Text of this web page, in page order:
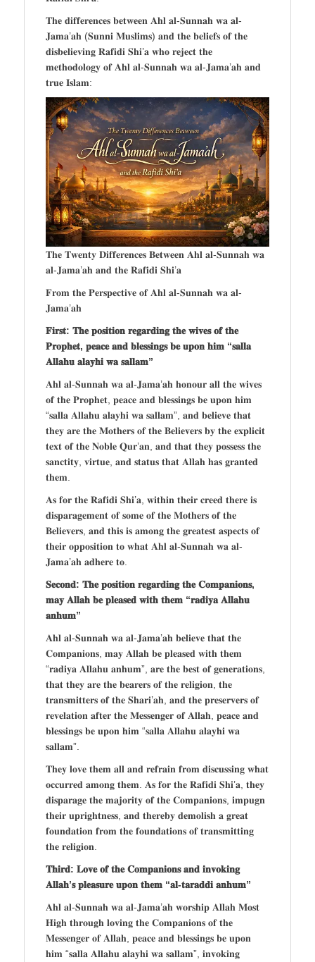
𝐓𝐡𝐞 𝐝𝐢𝐟𝐟𝐞𝐫𝐞𝐧𝐜𝐞𝐬 𝐛𝐞𝐭𝐰𝐞𝐞𝐧 𝐀𝐡𝐥 𝐚𝐥-𝐒𝐮𝐧𝐧𝐚𝐡 𝐰𝐚 𝐚𝐥-
𝐉𝐚𝐦𝐚’𝐚𝐡 (𝐒𝐮𝐧𝐧𝐢 𝐌𝐮𝐬𝐥𝐢𝐦𝐬) 𝐚𝐧𝐝 𝐭𝐡𝐞 𝐛𝐞𝐥𝐢𝐞𝐟𝐬 𝐨𝐟 𝐭𝐡𝐞
𝐝𝐢𝐬𝐛𝐞𝐥𝐢𝐞𝐯𝐢𝐧𝐠 𝐑𝐚𝐟𝐢𝐝𝐢 𝐒𝐡𝐢’𝐚 𝐰𝐡𝐨 𝐫𝐞𝐣𝐞𝐜𝐭 𝐭𝐡𝐞
𝐦𝐞𝐭𝐡𝐨𝐝𝐨𝐥𝐨𝐠𝐲 𝐨𝐟 𝐀𝐡𝐥 𝐚𝐥-𝐒𝐮𝐧𝐧𝐚𝐡 𝐰𝐚 𝐚𝐥-𝐉𝐚𝐦𝐚’𝐚𝐡 𝐚𝐧𝐝
𝐭𝐫𝐮𝐞 𝐈𝐬𝐥𝐚𝐦:
𝐓𝐡𝐞 𝐓𝐰𝐞𝐧𝐭𝐲 𝐃𝐢𝐟𝐟𝐞𝐫𝐞𝐧𝐜𝐞𝐬 𝐁𝐞𝐭𝐰𝐞𝐞𝐧 𝐀𝐡𝐥 𝐚𝐥-𝐒𝐮𝐧𝐧𝐚𝐡 𝐰𝐚
𝐚𝐥-𝐉𝐚𝐦𝐚’𝐚𝐡 𝐚𝐧𝐝 𝐭𝐡𝐞 𝐑𝐚𝐟𝐢𝐝𝐢 𝐒𝐡𝐢’𝐚
𝐅𝐫𝐨𝐦 𝐭𝐡𝐞 𝐏𝐞𝐫𝐬𝐩𝐞𝐜𝐭𝐢𝐯𝐞 𝐨𝐟 𝐀𝐡𝐥 𝐚𝐥-𝐒𝐮𝐧𝐧𝐚𝐡 𝐰𝐚 𝐚𝐥-
𝐉𝐚𝐦𝐚’𝐚𝐡
𝐅𝐢𝐫𝐬𝐭: 𝐓𝐡𝐞 𝐩𝐨𝐬𝐢𝐭𝐢𝐨𝐧 𝐫𝐞𝐠𝐚𝐫𝐝𝐢𝐧𝐠 𝐭𝐡𝐞 𝐰𝐢𝐯𝐞𝐬 𝐨𝐟 𝐭𝐡𝐞
𝐏𝐫𝐨𝐩𝐡𝐞𝐭, 𝐩𝐞𝐚𝐜𝐞 𝐚𝐧𝐝 𝐛𝐥𝐞𝐬𝐬𝐢𝐧𝐠𝐬 𝐛𝐞 𝐮𝐩𝐨𝐧 𝐡𝐢𝐦 “𝐬𝐚𝐥𝐥𝐚
𝐀𝐥𝐥𝐚𝐡𝐮 𝐚𝐥𝐚𝐲𝐡𝐢 𝐰𝐚 𝐬𝐚𝐥𝐥𝐚𝐦”
𝐀𝐡𝐥 𝐚𝐥-𝐒𝐮𝐧𝐧𝐚𝐡 𝐰𝐚 𝐚𝐥-𝐉𝐚𝐦𝐚’𝐚𝐡 𝐡𝐨𝐧𝐨𝐮𝐫 𝐚𝐥𝐥 𝐭𝐡𝐞 𝐰𝐢𝐯𝐞𝐬
𝐨𝐟 𝐭𝐡𝐞 𝐏𝐫𝐨𝐩𝐡𝐞𝐭, 𝐩𝐞𝐚𝐜𝐞 𝐚𝐧𝐝 𝐛𝐥𝐞𝐬𝐬𝐢𝐧𝐠𝐬 𝐛𝐞 𝐮𝐩𝐨𝐧 𝐡𝐢𝐦
“𝐬𝐚𝐥𝐥𝐚 𝐀𝐥𝐥𝐚𝐡𝐮 𝐚𝐥𝐚𝐲𝐡𝐢 𝐰𝐚 𝐬𝐚𝐥𝐥𝐚𝐦”, 𝐚𝐧𝐝 𝐛𝐞𝐥𝐢𝐞𝐯𝐞 𝐭𝐡𝐚𝐭
𝐭𝐡𝐞𝐲 𝐚𝐫𝐞 𝐭𝐡𝐞 𝐌𝐨𝐭𝐡𝐞𝐫𝐬 𝐨𝐟 𝐭𝐡𝐞 𝐁𝐞𝐥𝐢𝐞𝐯𝐞𝐫𝐬 𝐛𝐲 𝐭𝐡𝐞 𝐞𝐱𝐩𝐥𝐢𝐜𝐢𝐭
𝐭𝐞𝐱𝐭 𝐨𝐟 𝐭𝐡𝐞 𝐍𝐨𝐛𝐥𝐞 𝐐𝐮𝐫’𝐚𝐧, 𝐚𝐧𝐝 𝐭𝐡𝐚𝐭 𝐭𝐡𝐞𝐲 𝐩𝐨𝐬𝐬𝐞𝐬𝐬 𝐭𝐡𝐞
𝐬𝐚𝐧𝐜𝐭𝐢𝐭𝐲, 𝐯𝐢𝐫𝐭𝐮𝐞, 𝐚𝐧𝐝 𝐬𝐭𝐚𝐭𝐮𝐬 𝐭𝐡𝐚𝐭 𝐀𝐥𝐥𝐚𝐡 𝐡𝐚𝐬 𝐠𝐫𝐚𝐧𝐭𝐞𝐝
𝐭𝐡𝐞𝐦.
𝐀𝐬 𝐟𝐨𝐫 𝐭𝐡𝐞 𝐑𝐚𝐟𝐢𝐝𝐢 𝐒𝐡𝐢’𝐚, 𝐰𝐢𝐭𝐡𝐢𝐧 𝐭𝐡𝐞𝐢𝐫 𝐜𝐫𝐞𝐞𝐝 𝐭𝐡𝐞𝐫𝐞 𝐢𝐬
𝐝𝐢𝐬𝐩𝐚𝐫𝐚𝐠𝐞𝐦𝐞𝐧𝐭 𝐨𝐟 𝐬𝐨𝐦𝐞 𝐨𝐟 𝐭𝐡𝐞 𝐌𝐨𝐭𝐡𝐞𝐫𝐬 𝐨𝐟 𝐭𝐡𝐞
𝐁𝐞𝐥𝐢𝐞𝐯𝐞𝐫𝐬, 𝐚𝐧𝐝 𝐭𝐡𝐢𝐬 𝐢𝐬 𝐚𝐦𝐨𝐧𝐠 𝐭𝐡𝐞 𝐠𝐫𝐞𝐚𝐭𝐞𝐬𝐭 𝐚𝐬𝐩𝐞𝐜𝐭𝐬 𝐨𝐟
𝐭𝐡𝐞𝐢𝐫 𝐨𝐩𝐩𝐨𝐬𝐢𝐭𝐢𝐨𝐧 𝐭𝐨 𝐰𝐡𝐚𝐭 𝐀𝐡𝐥 𝐚𝐥-𝐒𝐮𝐧𝐧𝐚𝐡 𝐰𝐚 𝐚𝐥-
𝐉𝐚𝐦𝐚’𝐚𝐡 𝐚𝐝𝐡𝐞𝐫𝐞 𝐭𝐨.
𝐒𝐞𝐜𝐨𝐧𝐝: 𝐓𝐡𝐞 𝐩𝐨𝐬𝐢𝐭𝐢𝐨𝐧 𝐫𝐞𝐠𝐚𝐫𝐝𝐢𝐧𝐠 𝐭𝐡𝐞 𝐂𝐨𝐦𝐩𝐚𝐧𝐢𝐨𝐧𝐬,
𝐦𝐚𝐲 𝐀𝐥𝐥𝐚𝐡 𝐛𝐞 𝐩𝐥𝐞𝐚𝐬𝐞𝐝 𝐰𝐢𝐭𝐡 𝐭𝐡𝐞𝐦 “𝐫𝐚𝐝𝐢𝐲𝐚 𝐀𝐥𝐥𝐚𝐡𝐮
𝐚𝐧𝐡𝐮𝐦”
𝐀𝐡𝐥 𝐚𝐥-𝐒𝐮𝐧𝐧𝐚𝐡 𝐰𝐚 𝐚𝐥-𝐉𝐚𝐦𝐚’𝐚𝐡 𝐛𝐞𝐥𝐢𝐞𝐯𝐞 𝐭𝐡𝐚𝐭 𝐭𝐡𝐞
𝐂𝐨𝐦𝐩𝐚𝐧𝐢𝐨𝐧𝐬, 𝐦𝐚𝐲 𝐀𝐥𝐥𝐚𝐡 𝐛𝐞 𝐩𝐥𝐞𝐚𝐬𝐞𝐝 𝐰𝐢𝐭𝐡 𝐭𝐡𝐞𝐦
“𝐫𝐚𝐝𝐢𝐲𝐚 𝐀𝐥𝐥𝐚𝐡𝐮 𝐚𝐧𝐡𝐮𝐦”, 𝐚𝐫𝐞 𝐭𝐡𝐞 𝐛𝐞𝐬𝐭 𝐨𝐟 𝐠𝐞𝐧𝐞𝐫𝐚𝐭𝐢𝐨𝐧𝐬,
𝐭𝐡𝐚𝐭 𝐭𝐡𝐞𝐲 𝐚𝐫𝐞 𝐭𝐡𝐞 𝐛𝐞𝐚𝐫𝐞𝐫𝐬 𝐨𝐟 𝐭𝐡𝐞 𝐫𝐞𝐥𝐢𝐠𝐢𝐨𝐧, 𝐭𝐡𝐞
𝐭𝐫𝐚𝐧𝐬𝐦𝐢𝐭𝐭𝐞𝐫𝐬 𝐨𝐟 𝐭𝐡𝐞 𝐒𝐡𝐚𝐫𝐢’𝐚𝐡, 𝐚𝐧𝐝 𝐭𝐡𝐞 𝐩𝐫𝐞𝐬𝐞𝐫𝐯𝐞𝐫𝐬 𝐨𝐟
𝐫𝐞𝐯𝐞𝐥𝐚𝐭𝐢𝐨𝐧 𝐚𝐟𝐭𝐞𝐫 𝐭𝐡𝐞 𝐌𝐞𝐬𝐬𝐞𝐧𝐠𝐞𝐫 𝐨𝐟 𝐀𝐥𝐥𝐚𝐡, 𝐩𝐞𝐚𝐜𝐞 𝐚𝐧𝐝
𝐛𝐥𝐞𝐬𝐬𝐢𝐧𝐠𝐬 𝐛𝐞 𝐮𝐩𝐨𝐧 𝐡𝐢𝐦 “𝐬𝐚𝐥𝐥𝐚 𝐀𝐥𝐥𝐚𝐡𝐮 𝐚𝐥𝐚𝐲𝐡𝐢 𝐰𝐚
𝐬𝐚𝐥𝐥𝐚𝐦”.
𝐓𝐡𝐞𝐲 𝐥𝐨𝐯𝐞 𝐭𝐡𝐞𝐦 𝐚𝐥𝐥 𝐚𝐧𝐝 𝐫𝐞𝐟𝐫𝐚𝐢𝐧 𝐟𝐫𝐨𝐦 𝐝𝐢𝐬𝐜𝐮𝐬𝐬𝐢𝐧𝐠 𝐰𝐡𝐚𝐭
𝐨𝐜𝐜𝐮𝐫𝐫𝐞𝐝 𝐚𝐦𝐨𝐧𝐠 𝐭𝐡𝐞𝐦. 𝐀𝐬 𝐟𝐨𝐫 𝐭𝐡𝐞 𝐑𝐚𝐟𝐢𝐝𝐢 𝐒𝐡𝐢’𝐚, 𝐭𝐡𝐞𝐲
𝐝𝐢𝐬𝐩𝐚𝐫𝐚𝐠𝐞 𝐭𝐡𝐞 𝐦𝐚𝐣𝐨𝐫𝐢𝐭𝐲 𝐨𝐟 𝐭𝐡𝐞 𝐂𝐨𝐦𝐩𝐚𝐧𝐢𝐨𝐧𝐬, 𝐢𝐦𝐩𝐮𝐠𝐧
𝐭𝐡𝐞𝐢𝐫 𝐮𝐩𝐫𝐢𝐠𝐡𝐭𝐧𝐞𝐬𝐬, 𝐚𝐧𝐝 𝐭𝐡𝐞𝐫𝐞𝐛𝐲 𝐝𝐞𝐦𝐨𝐥𝐢𝐬𝐡 𝐚 𝐠𝐫𝐞𝐚𝐭
𝐟𝐨𝐮𝐧𝐝𝐚𝐭𝐢𝐨𝐧 𝐟𝐫𝐨𝐦 𝐭𝐡𝐞 𝐟𝐨𝐮𝐧𝐝𝐚𝐭𝐢𝐨𝐧𝐬 𝐨𝐟 𝐭𝐫𝐚𝐧𝐬𝐦𝐢𝐭𝐭𝐢𝐧𝐠
𝐭𝐡𝐞 𝐫𝐞𝐥𝐢𝐠𝐢𝐨𝐧.
𝐓𝐡𝐢𝐫𝐝: 𝐋𝐨𝐯𝐞 𝐨𝐟 𝐭𝐡𝐞 𝐂𝐨𝐦𝐩𝐚𝐧𝐢𝐨𝐧𝐬 𝐚𝐧𝐝 𝐢𝐧𝐯𝐨𝐤𝐢𝐧𝐠
𝐀𝐥𝐥𝐚𝐡’𝐬 𝐩𝐥𝐞𝐚𝐬𝐮𝐫𝐞 𝐮𝐩𝐨𝐧 𝐭𝐡𝐞𝐦 “𝐚𝐥-𝐭𝐚𝐫𝐚𝐝𝐝𝐢 𝐚𝐧𝐡𝐮𝐦”
𝐀𝐡𝐥 𝐚𝐥-𝐒𝐮𝐧𝐧𝐚𝐡 𝐰𝐚 𝐚𝐥-𝐉𝐚𝐦𝐚’𝐚𝐡 𝐰𝐨𝐫𝐬𝐡𝐢𝐩 𝐀𝐥𝐥𝐚𝐡 𝐌𝐨𝐬𝐭
𝐇𝐢𝐠𝐡 𝐭𝐡𝐫𝐨𝐮𝐠𝐡 𝐥𝐨𝐯𝐢𝐧𝐠 𝐭𝐡𝐞 𝐂𝐨𝐦𝐩𝐚𝐧𝐢𝐨𝐧𝐬 𝐨𝐟 𝐭𝐡𝐞
𝐌𝐞𝐬𝐬𝐞𝐧𝐠𝐞𝐫 𝐨𝐟 𝐀𝐥𝐥𝐚𝐡, 𝐩𝐞𝐚𝐜𝐞 𝐚𝐧𝐝 𝐛𝐥𝐞𝐬𝐬𝐢𝐧𝐠𝐬 𝐛𝐞 𝐮𝐩𝐨𝐧
𝐡𝐢𝐦 “𝐬𝐚𝐥𝐥𝐚 𝐀𝐥𝐥𝐚𝐡𝐮 𝐚𝐥𝐚𝐲𝐡𝐢 𝐰𝐚 𝐬𝐚𝐥𝐥𝐚𝐦”, 𝐢𝐧𝐯𝐨𝐤𝐢𝐧𝐠